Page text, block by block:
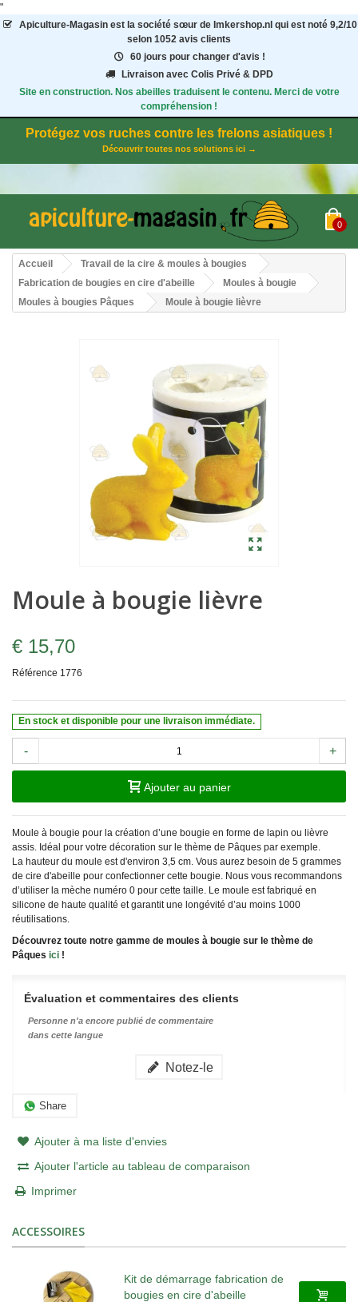
"
Apiculture-Magasinest la société sœur de Imkershop.nl qui est noté 9,2/10
selon 1052 avis clients
60 jours pour changer d'avis !
Livraison avec Colis Privé & DPD
Site en construction. Nos abeilles traduisent le contenu. Merci de votre
compréhension !
Protégez vos ruches contre les frelons asiatiques !
Découvrir toutes nos solutions ici →
0
Accueil
Travail de la cire & moules à bougies
Fabrication de bougies en cire d'abeille
Moules à bougie
Moules à bougies Pâques
Moule à bougie lièvre
Moule à bougie lièvre
€ 15,70
Référence 1776
En stock et disponible pour une livraison immédiate.
- +
Ajouter au panier
Moule à bougie pour la création d’une bougie en forme de lapin ou lièvre
assis. Idéal pour votre décoration sur le thème de Pâques par exemple.
La hauteur du moule est d'environ 3,5 cm. Vous aurez besoin de 5 grammes
de cire d'abeille pour confectionner cette bougie. Nous vous recommandons
d’utiliser la mèche numéro 0 pour cette taille. Le moule est fabriqué en
silicone de haute qualité et garantit une longévité d’au moins 1000
réutilisations.
Découvrez toute notre gamme de moules à bougie sur le thème de
Pâques ici !
Évaluation et commentaires des clients
Personne n'a encore publié de commentaire
dans cette langue
Notez-le
Share
Ajouter à ma liste d'envies
Ajouter l'article au tableau de comparaison
Imprimer
ACCESSOIRES
Kit de démarrage fabrication de
bougies en cire d'abeille